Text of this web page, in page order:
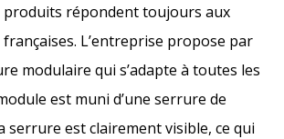
produits répondent toujours aux
L’entreprise propose par
modulaire qui s’adapte à toutes les
est muni d’une serrure de
serrure est clairement visible, ce qui